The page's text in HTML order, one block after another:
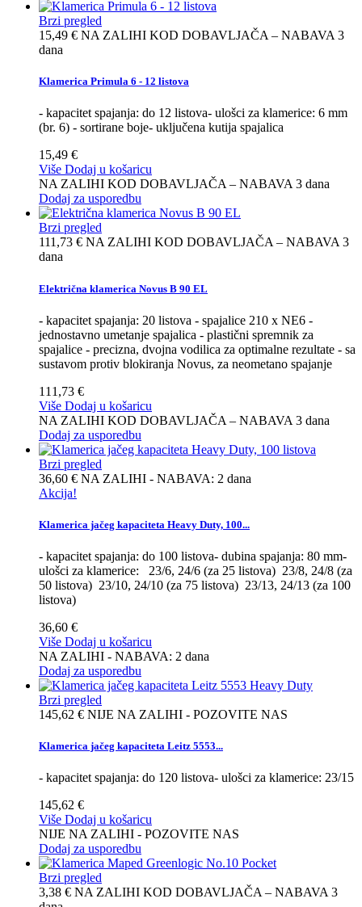
Brzi pregled
15,49 € NA ZALIHI KOD DOBAVLJAČA – NABAVA 3
dana
Klamerica Primula 6 - 12 listova
- kapacitet spajanja: do 12 listova- ulošci za klamerice: 6 mm
(br. 6) - sortirane boje- uključena kutija spajalica
15,49 €
Više Dodaj u košaricu
NA ZALIHI KOD DOBAVLJAČA – NABAVA 3 dana
Dodaj za usporedbu
Brzi pregled
111,73 € NA ZALIHI KOD DOBAVLJAČA – NABAVA 3
dana
Električna klamerica Novus B 90 EL
- kapacitet spajanja: 20 listova - spajalice 210 x NE6 -
jednostavno umetanje spajalica - plastični spremnik za
spajalice - precizna, dvojna vodilica za optimalne rezultate - sa
sustavom protiv blokiranja Novus, za neometano spajanje
111,73 €
Više Dodaj u košaricu
NA ZALIHI KOD DOBAVLJAČA – NABAVA 3 dana
Dodaj za usporedbu
Brzi pregled
36,60 € NA ZALIHI - NABAVA: 2 dana
Akcija!
Klamerica jačeg kapaciteta Heavy Duty, 100...
- kapacitet spajanja: do 100 listova- dubina spajanja: 80 mm-
ulošci za klamerice: 23/6, 24/6 (za 25 listova) 23/8, 24/8 (za
50 listova) 23/10, 24/10 (za 75 listova) 23/13, 24/13 (za 100
listova)
36,60 €
Više Dodaj u košaricu
NA ZALIHI - NABAVA: 2 dana
Dodaj za usporedbu
Brzi pregled
145,62 € NIJE NA ZALIHI - POZOVITE NAS
Klamerica jačeg kapaciteta Leitz 5553...
- kapacitet spajanja: do 120 listova- ulošci za klamerice: 23/15
145,62 €
Više Dodaj u košaricu
NIJE NA ZALIHI - POZOVITE NAS
Dodaj za usporedbu
Brzi pregled
3,38 € NA ZALIHI KOD DOBAVLJAČA – NABAVA 3